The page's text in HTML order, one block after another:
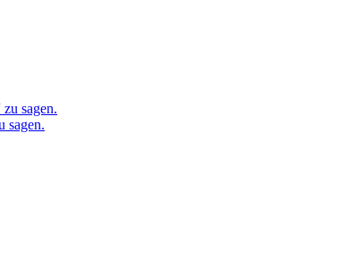
sagen.
sagen.